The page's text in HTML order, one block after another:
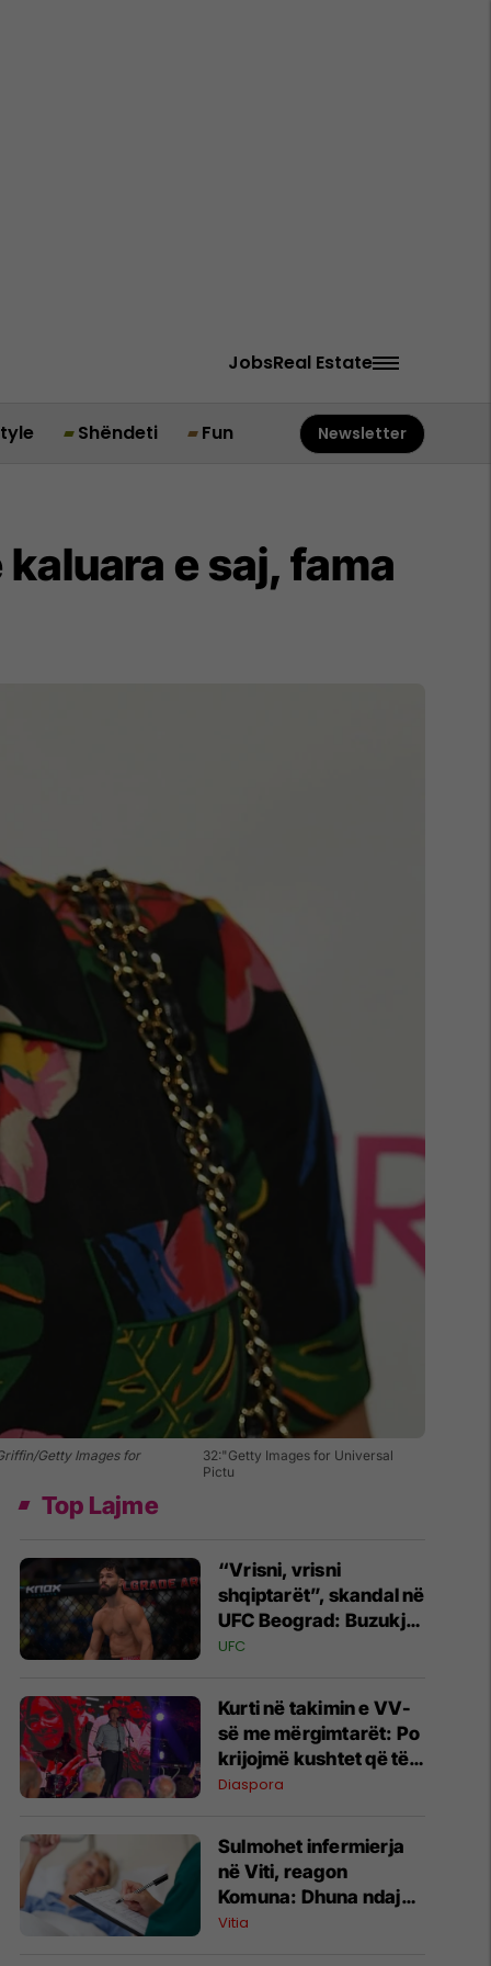
JobsReal Estate
Shëndeti Fun Newsletter
e saj, fama
Getty Images for
32:"Getty Images for Universal
Pictu
Top Lajme
“Vrisni, vrisni
shqiptarët”, skandal në
UFC Beograd: Buzukja
u përball me thirrje
tribunat
UFC
Kurti në takimin e VV-
së me mërgimtarët: Po
krijojmë kushtet që të
ktheheni në Kosovë
Diaspora
Sulmohet infermierja
në Viti, reagon
Komuna: Dhuna ndaj
stafit shëndetësor nuk
Vitia